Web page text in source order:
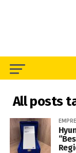
All posts